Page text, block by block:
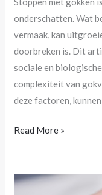
onderschatten. Wat
vermaak, kan
doorbreken is. Dit
sociale en
complexiteit van
deze factoren,
Read More »
Waarom